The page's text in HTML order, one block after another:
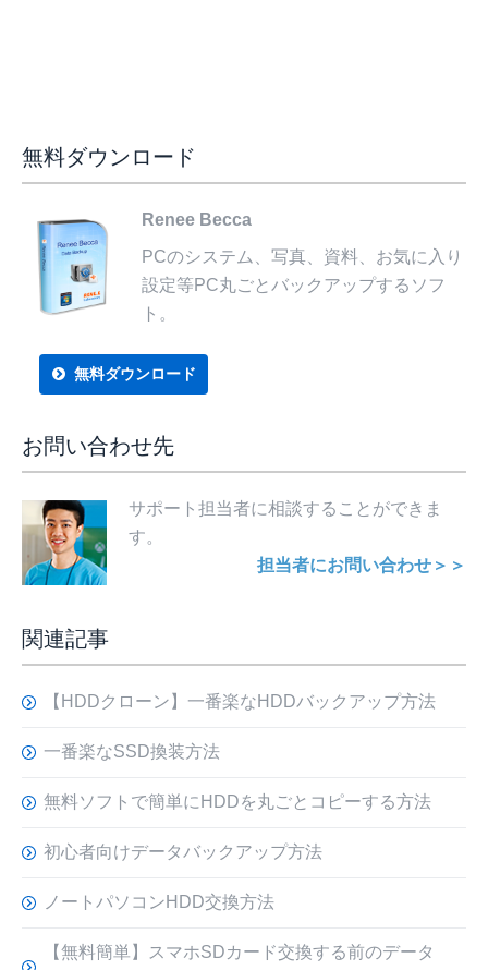
無料ダウンロード
Renee Becca
PCのシステム、写真、資料、お気に入り
設定等PC丸ごとバックアップするソフ
ト。
無料ダウンロード
お問い合わせ先
サポート担当者に相談することができま
す。
担当者にお問い合わせ＞＞
関連記事
【HDDクローン】一番楽なHDDバックアップ方法
一番楽なSSD換装方法
無料ソフトで簡単にHDDを丸ごとコピーする方法
初心者向けデータバックアップ方法
ノートパソコンHDD交換方法
【無料簡単】スマホSDカード交換する前のデータ